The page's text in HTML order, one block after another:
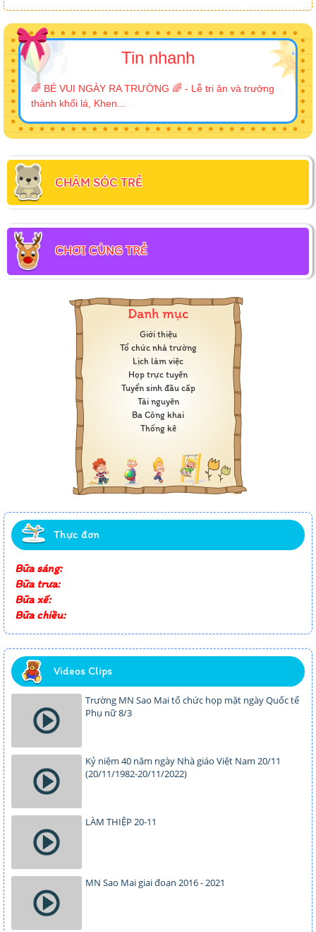
Tin nhanh
🌈 BÉ VUI NGÀY RA TRƯỜNG 🌈 - Lễ tri ân và trưởng
thành khối lá, Khen...
CHĂM SÓC TRẺ
CHƠI CÙNG TRẺ
Danh mục
Giới thiệu
Tổ chức nhà trường
Lịch làm việc
Họp trực tuyến
Tuyển sinh đầu cấp
Tài nguyên
Ba Công khai
Thống kê
Thực đơn
Bữa sáng:
Bữa trưa:
Bữa xế:
Bữa chiều:
Videos Clips
Trường MN Sao Mai tổ chức họp mặt ngày Quốc tế
Phụ nữ 8/3
Kỷ niệm 40 năm ngày Nhà giáo Việt Nam 20/11
(20/11/1982-20/11/2022)
LÀM THIỆP 20-11
MN Sao Mai giai đoạn 2016 - 2021